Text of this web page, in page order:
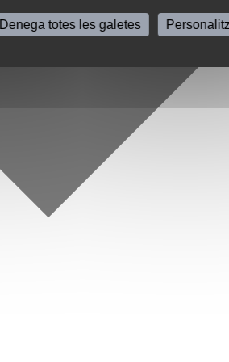
Denega totes les galetes